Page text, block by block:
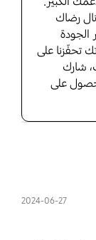
رضاك
الجودة
تحفّزنا على
شارك
على
2024-06-27